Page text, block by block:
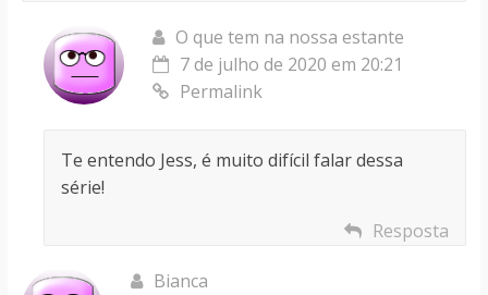
O que tem na nossa estante
7 de julho de 2020 em 20:21
Permalink
Te entendo Jess, é muito difícil falar dessa
série!
Resposta
Bianca